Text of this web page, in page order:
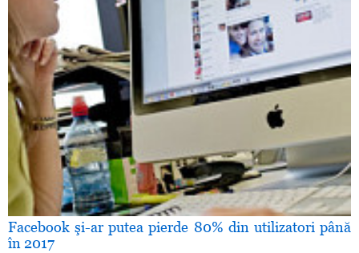
Facebook şi-ar putea pierde 80% din utilizatori până
în 2017